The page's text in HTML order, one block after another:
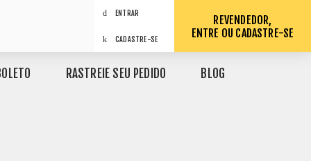
ENTRAR
CADASTRE-SE
REVENDEDOR,
ENTRE OU CADASTRE-SE
RASTREIE SEU PEDIDO BLOG